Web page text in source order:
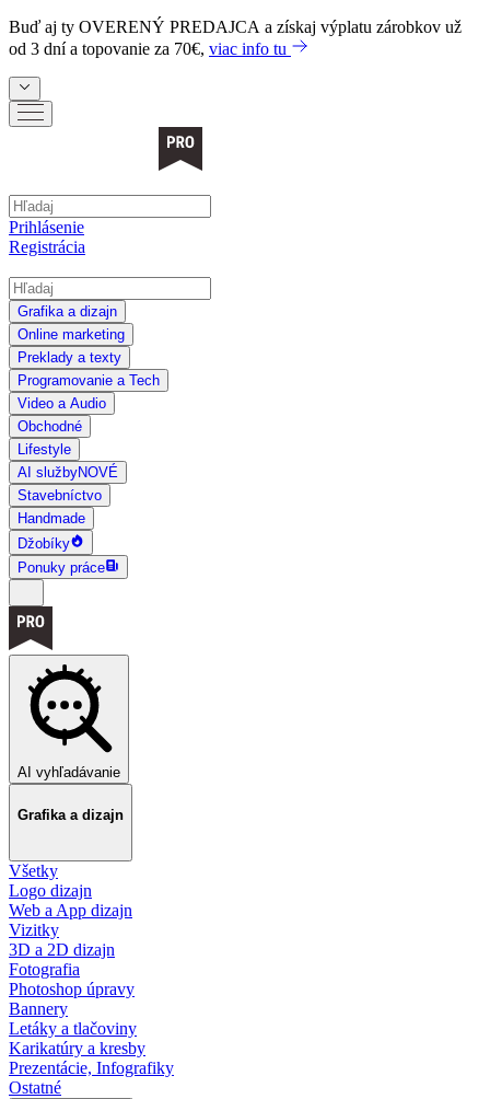
Buď aj ty OVERENÝ PREDAJCA a získaj výplatu zárobkov už
od 3 dní a topovanie za 70€, viac info tu
Prihlásenie
Registrácia
Grafika a dizajn
Online marketing
Preklady a texty
Programovanie a Tech
Video a Audio
Obchodné
Lifestyle
AI službyNOVÉ
Stavebníctvo
Handmade
Džobíky
Ponuky práce
AI vyhľadávanie
Grafika a dizajn
Všetky
Logo dizajn
Web a App dizajn
Vizitky
3D a 2D dizajn
Fotografia
Photoshop úpravy
Bannery
Letáky a tlačoviny
Karikatúry a kresby
Prezentácie, Infografiky
Ostatné